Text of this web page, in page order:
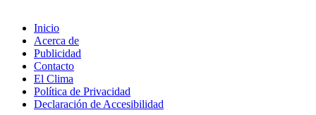
Inicio
Acerca de
Publicidad
Contacto
El Clima
Política de Privacidad
Declaración de Accesibilidad